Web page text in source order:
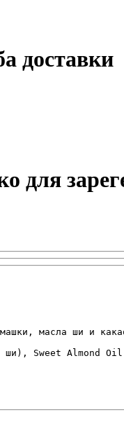
доставки
для
масла ши и
Sweet Almond